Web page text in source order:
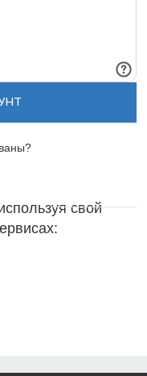
свой